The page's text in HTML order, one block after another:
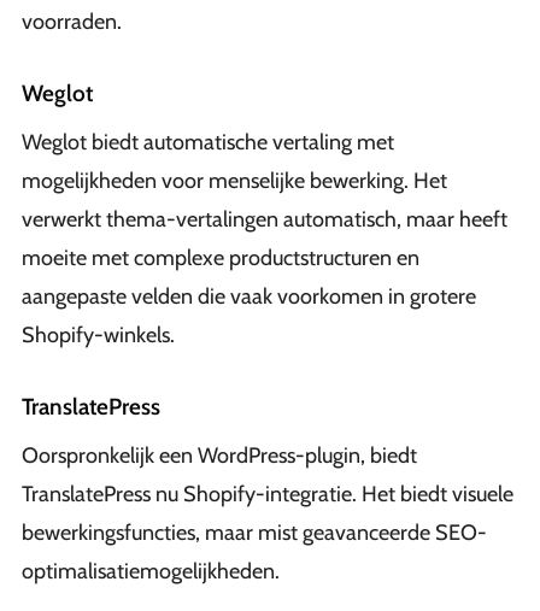
voorraden.
Weglot
Weglot biedt automatische vertaling met
mogelijkheden voor menselijke bewerking. Het
verwerkt thema-vertalingen automatisch, maar heeft
moeite met complexe productstructuren en
aangepaste velden die vaak voorkomen in grotere
Shopify-winkels.
TranslatePress
Oorspronkelijk een WordPress-plugin, biedt
TranslatePress nu Shopify-integratie. Het biedt visuele
bewerkingsfuncties, maar mist geavanceerde SEO-
optimalisatiemogelijkheden.